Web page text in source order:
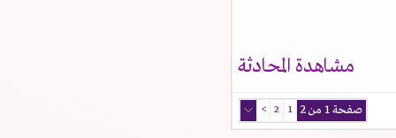
مشاهدة المحادثة
صفحة 1 من 2 2
>